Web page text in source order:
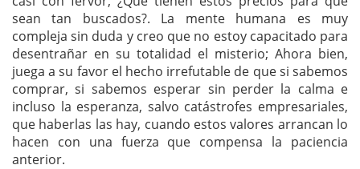
sean tan buscados?. La mente humana es muy
compleja sin duda y creo que no estoy capacitado para
desentrañar en su totalidad el misterio; Ahora bien,
juega a su favor el hecho irrefutable de que si sabemos
comprar, si sabemos esperar sin perder la calma e
incluso la esperanza, salvo catástrofes empresariales,
que haberlas las hay, cuando estos valores arrancan lo
hacen con una fuerza que compensa la paciencia
anterior.